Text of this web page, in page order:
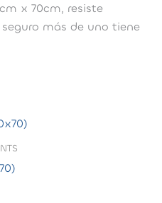
x 70cm, resiste
más de uno tiene